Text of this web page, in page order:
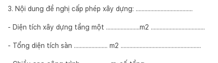
3. Nội dung đề nghị cấp phép xây dựng: .......................................
- Diện tích xây dựng tầng một .......................m2 .....................................
- Tổng diện tích sàn ....................... m2 .......................................................